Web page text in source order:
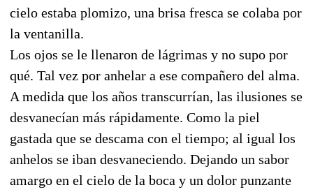
cielo estaba plomizo, una brisa fresca se colaba por
la ventanilla.
Los ojos se le llenaron de lágrimas y no supo por
qué. Tal vez por anhelar a ese compañero del alma.
A medida que los años transcurrían, las ilusiones se
desvanecían más rápidamente. Como la piel
gastada que se descama con el tiempo; al igual los
anhelos se iban desvaneciendo. Dejando un sabor
amargo en el cielo de la boca y un dolor punzante